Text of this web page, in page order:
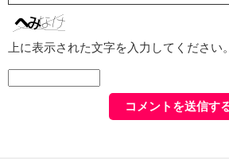
上に表示された文字を入力してください。